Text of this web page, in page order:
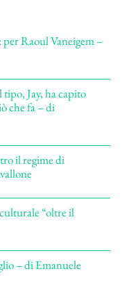
per Raoul Vaneigem –
Jay, ha capito
che fa – di
il regime di
“oltre il
– di Emanuele